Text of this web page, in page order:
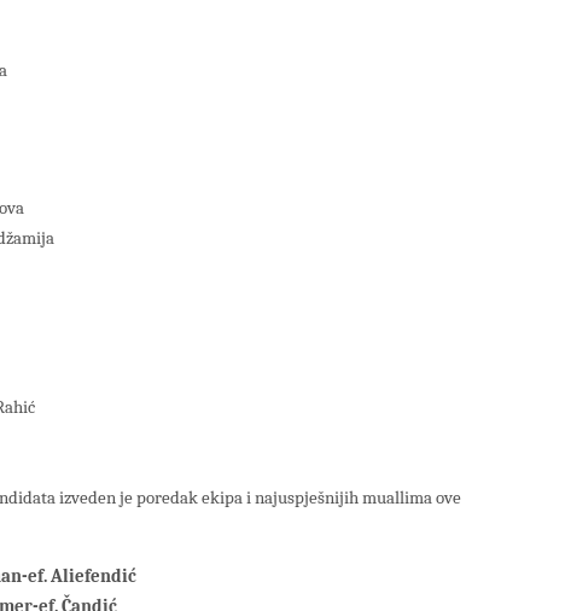
izveden je poredak ekipa i najuspješnijih muallima ove
ef. Aliefendić